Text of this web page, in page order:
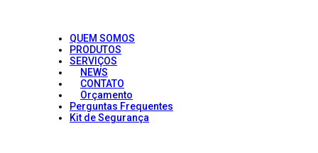
QUEM SOMOS
PRODUTOS
SERVIÇOS
NEWS
CONTATO
Orçamento
Perguntas Frequentes
Kit de Segurança